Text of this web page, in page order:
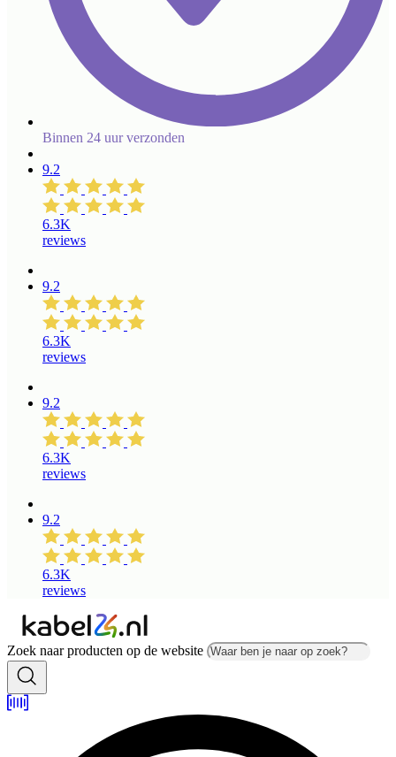
Binnen 24 uur verzonden
9.2
6.3K
reviews
9.2
6.3K
reviews
9.2
6.3K
reviews
9.2
6.3K
reviews
Zoek naar producten op de website